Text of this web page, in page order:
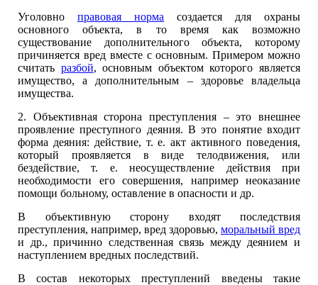
Уголовно правовая норма создается для охраны
основного объекта, в то время как возможно
существование дополнительного объекта, которому
причиняется вред вместе с основным. Примером можно
считать разбой, основным объектом которого является
имущество, а дополнительным – здоровье владельца
имущества.
2. Объективная сторона преступления – это внешнее
проявление преступного деяния. В это понятие входит
форма деяния: действие, т. е. акт активного поведения,
который проявляется в виде телодвижения, или
бездействие, т. е. неосуществление действия при
необходимости его совершения, например неоказание
помощи больному, оставление в опасности и др.
В объективную сторону входят последствия
преступления, например, вред здоровью, моральный вред
и др., причинно следственная связь между деянием и
наступлением вредных последствий.
В состав некоторых преступлений введены такие